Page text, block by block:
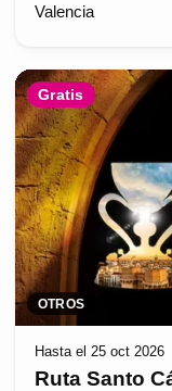
Valencia
Gratis
OTROS
Hasta el 25 oct 2026
Ruta Santo